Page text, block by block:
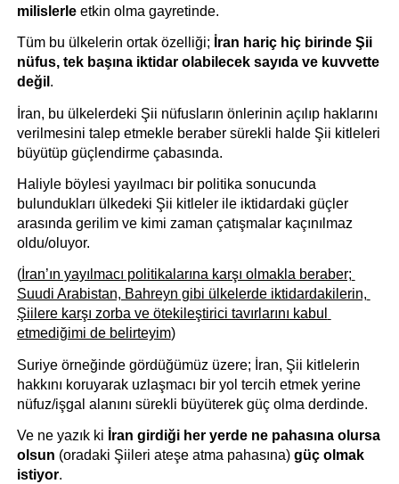
milislerle etkin olma gayretinde.
Tüm bu ülkelerin ortak özelliği; İran hariç hiç birinde Şii
nüfus, tek başına iktidar olabilecek sayıda ve kuvvette
değil .
İran, bu ülkelerdeki Şii nüfusların önlerinin açılıp haklarını
verilmesini talep etmekle beraber sürekli halde Şii kitleleri
büyütüp güçlendirme çabasında.
Haliyle böylesi yayılmacı bir politika sonucunda
bulundukları ülkedeki Şii kitleler ile iktidardaki güçler
arasında gerilim ve kimi zaman çatışmalar kaçınılmaz
oldu/oluyor.
(İran’ın yayılmacı politikalarına karşı olmakla beraber;
Suudi Arabistan, Bahreyn gibi ülkelerde iktidardakilerin,
Şiilere karşı zorba ve ötekileştirici tavırlarını kabul
etmediğimi de belirteyim)
Suriye örneğinde gördüğümüz üzere; İran, Şii kitlelerin
hakkını koruyarak uzlaşmacı bir yol tercih etmek yerine
nüfuz/işgal alanını sürekli büyüterek güç olma derdinde.
Ve ne yazık ki İran girdiği her yerde ne pahasına olursa
olsun (oradaki Şiileri ateşe atma pahasına) güç olmak
istiyor.